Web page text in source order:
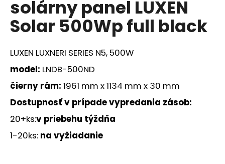
solárny panel LUXEN
Solar 500Wp full black
LUXEN LUXNERI SERIES N5, 500W
model: LNDB-500ND
čierny rám: 1961 mm x 1134 mm x 30 mm
Dostupnosť v prípade vypredania zásob:
20+ks:v priebehu týždňa
1-20ks: na vyžiadanie
á
j
ť
?
HĽADAŤ